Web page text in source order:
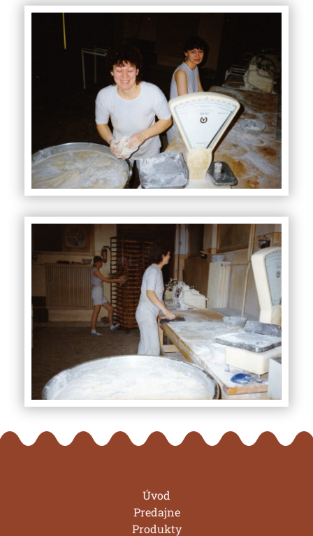
Úvod
Predajne
Produkty